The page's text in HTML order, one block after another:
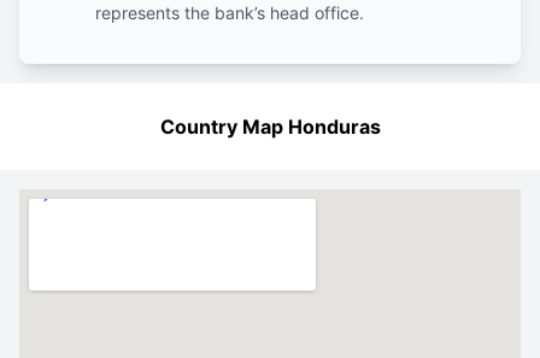
represents the bank’s head office.
Country Map Honduras